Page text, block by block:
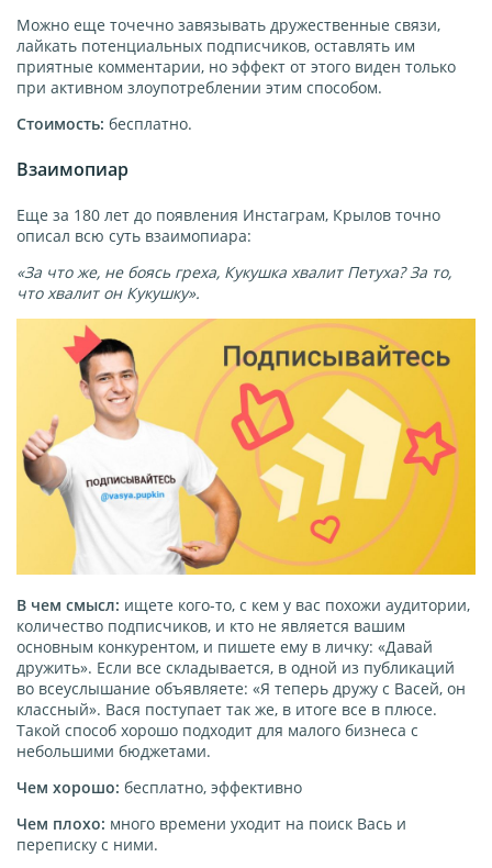
Можно еще точечно завязывать дружественные связи,
лайкать потенциальных подписчиков, оставлять им
приятные комментарии, но эффект от этого виден только
при активном злоупотреблении этим способом.
Стоимость: бесплатно.
Взаимопиар
Еще за 180 лет до появления Инстаграм, Крылов точно
описал всю суть взаимопиара:
«За что же, не боясь греха, Кукушка хвалит Петуха? За то,
что хвалит он Кукушку».
В чем смысл: ищете кого-то, с кем у вас похожи аудитории,
количество подписчиков, и кто не является вашим
основным конкурентом, и пишете ему в личку: «Давай
дружить». Если все складывается, в одной из публикаций
во всеуслышание объявляете: «Я теперь дружу с Васей, он
классный». Вася поступает так же, в итоге все в плюсе.
Такой способ хорошо подходит для малого бизнеса с
небольшими бюджетами.
Чем хорошо: бесплатно, эффективно
Чем плохо: много времени уходит на поиск Вась и
переписку с ними.